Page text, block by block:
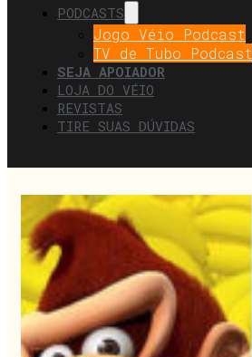
PODCASTS
Jogo Véio Podcast
TV de Tubo Podcast
SEJA APOIADOR
LOJA DO VÉIO
REVISTAS
TIRE SUAS DÚVIDAS